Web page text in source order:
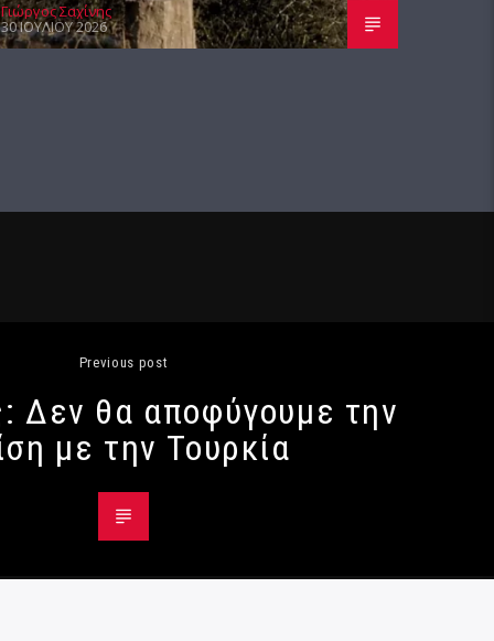
Γιώργος Σαχίνης
30 ΙΟΥΛΊΟΥ 2026
Previous post
Δεν θα αποφύγουμε την
με την Τουρκία